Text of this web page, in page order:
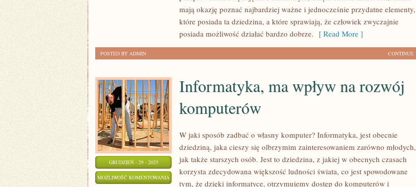
INFORMATYKI
mają okazję poznać najbardziej ważne i jednocześnie przydatne elementy,
które posiada ta dziedzina, a które sprawiają, że człowiek zwyczajnie
posiada możliwość działać bardzo dobrze. [ Read More ]
CONTINUE
POSTED BY ADMIN
GRUDZIEŃ - 29 - 2025
MOŻLIWOŚĆ KOMENTOWANIA INFORMATYKA,
Informatyka, ma wpływ na rozwój
komputerów
W jaki sposób zadbać o własny komputer? Informatyka, jest obecnie
dziedziną, jaka cieszy się olbrzymim zainteresowaniem zarówno młodych,
jak także starszych osób. Jest to dziedzina, z jakiej w obecnych czasach
korzysta zdecydowana większość ludności świata, co jest spowodowane
tym, że dzięki informatyce, otrzymujemy dostęp do komputerów i